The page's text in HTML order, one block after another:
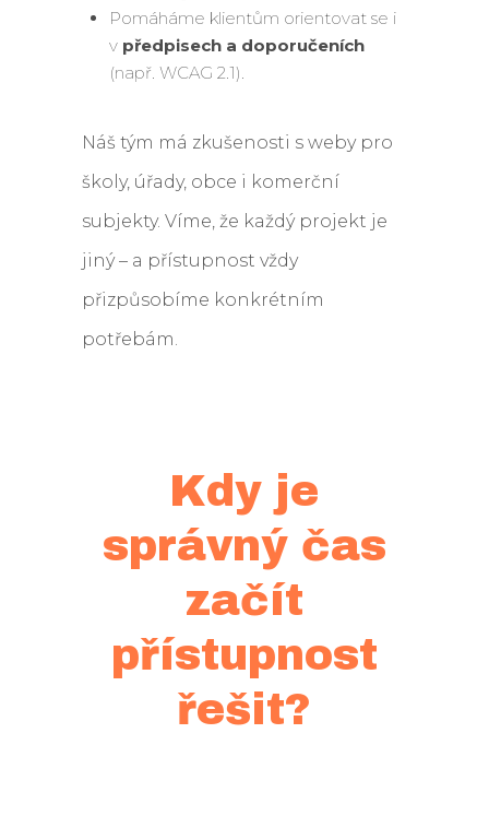
Pomáháme klientům orientovat se i
v předpisech a doporučeních
(např. WCAG 2.1).
Náš tým má zkušenosti s weby pro
školy, úřady, obce i komerční
subjekty. Víme, že každý projekt je
jiný – a přístupnost vždy
přizpůsobíme konkrétním
potřebám.
Kdy je
správný čas
začít
přístupnost
řešit?